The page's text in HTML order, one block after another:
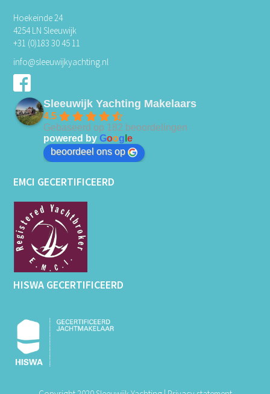
Hoekeinde 24
4254 LN Sleeuwijk
+31 (0)183 30 45 11
info@sleeuwijkyachting.nl
Sleeuwijk Yachting Makelaars
4.5
Gebaseerd op 182 beoordelingen
powered byGoog le
beoordeel ons op
EMCI GECERTIFICEERD
HISWA GECERTIFICEERD